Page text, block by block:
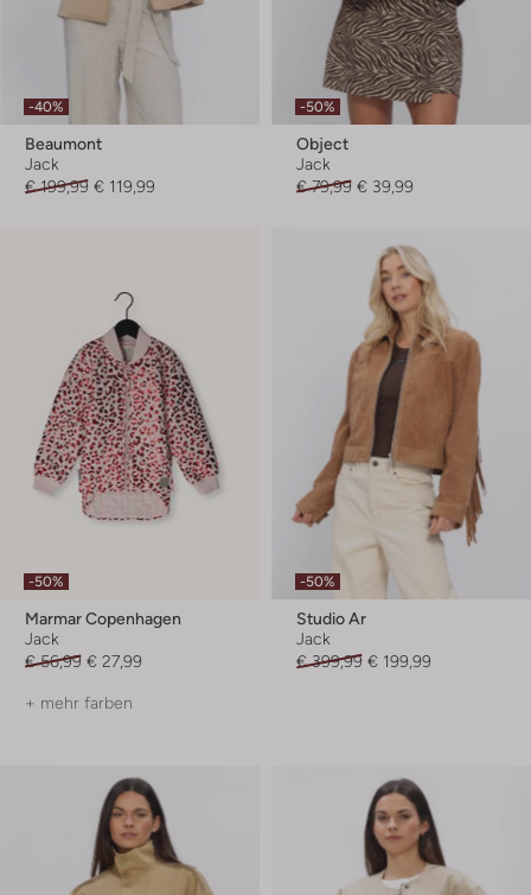
-40%
Beaumont
Jack
€ 199,99 € 119,99
-50%
Object
Jack
€ 79,99 € 39,99
-50%
Marmar Copenhagen
Jack
€ 56,99 € 27,99
+ mehr farben
-50%
Studio Ar
Jack
€ 399,99 € 199,99